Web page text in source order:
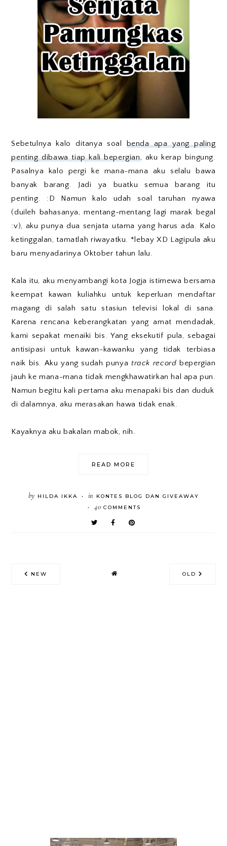
Sebetulnya kalo ditanya soal benda apa yang paling
penting dibawa tiap kali bepergian, aku kerap bingung.
Pasalnya kalo pergi ke mana-mana aku selalu bawa
banyak barang. Jadi ya buatku semua barang itu
penting. :D Namun kalo udah soal taruhan nyawa
(duileh bahasanya, mentang-mentang lagi marak begal
:v), aku punya dua senjata utama yang harus ada. Kalo
ketinggalan, tamatlah riwayatku. *lebay XD Lagipula aku
baru menyadarinya Oktober tahun lalu.
Kala itu, aku menyambangi kota Jogja istimewa bersama
keempat kawan kuliahku untuk keperluan mendaftar
magang di salah satu stasiun televisi lokal di sana.
Karena rencana keberangkatan yang amat mendadak,
kami sepakat menaiki bis. Yang eksekutif pula, sebagai
antisipasi untuk kawan-kawanku yang tidak terbiasa
naik bis. Aku yang sudah punyatrack record bepergian
jauh ke mana-mana tidak mengkhawatirkan hal apa pun.
Namun begitu kali pertama aku menapaki bis dan duduk
di dalamnya, aku merasakan hawa tidak enak.
Kayaknya aku bakalan mabok, nih.
READ MORE
by HILDA IKKA • in KONTES BLOG DAN GIVEAWAY
• 40 COMMENTS
NEW OLD